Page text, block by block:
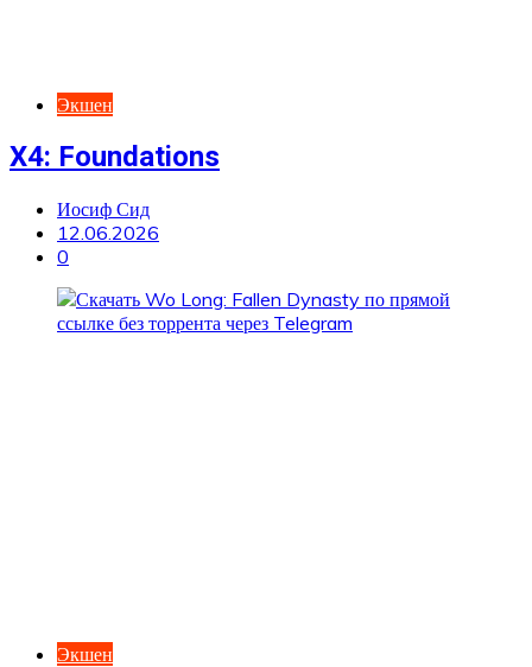
Экшен
X4: Foundations
Иосиф Сид
12.06.2026
0
Экшен